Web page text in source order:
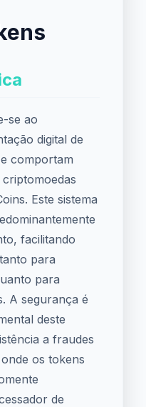
se ao
digital de
comportam
Este sistema
facilitando
para
para
A segurança é
deste
a fraudes
os tokens
de